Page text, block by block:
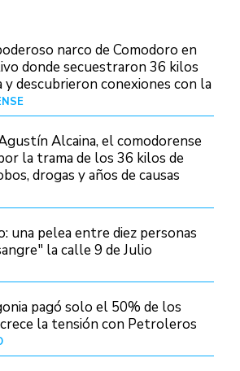
narco de Comodoro en
donde secuestraron 36 kilos
y descubrieron conexiones con la
Alcaina, el comodorense
la trama de los 36 kilos de
drogas y años de causas
una pelea entre diez personas
la calle 9 de Julio
pagó solo el 50% de los
la tensión con Petroleros